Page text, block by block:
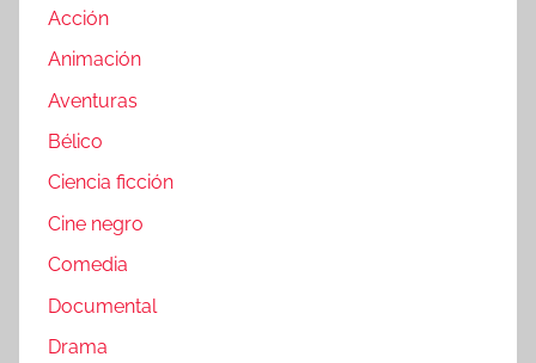
Acción
Animación
Aventuras
Bélico
Ciencia ficción
Cine negro
Comedia
Documental
Drama